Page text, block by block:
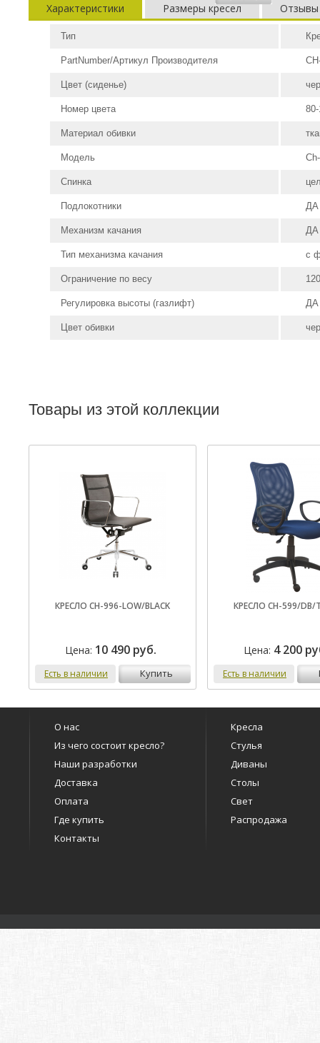
Характеристики Размеры кресел Отзывы
Тип
PartNumber/Артикул Производителя
Цвет (сиденье)
Номер цвета 80-
Материал обивки
Модель
Спинка
Подлокотники ДА
Механизм качания ДА
Тип механизма качания с
Ограничение по весу
Регулировка высоты (газлифт) ДА
Цвет обивки
Товары из этой коллекции
КРЕСЛО CH-996-LOW/BLACK
Цена: 10 490 руб.
Есть в наличии купить
КРЕСЛО CH-599/DB/
Цена: 4 200
Есть в наличии
О нас
Из чего состоит кресло?
Наши разработки
Доставка
Оплата
Где купить
Контакты
Кресла
Стулья
Диваны
Столы
Свет
Распродажа